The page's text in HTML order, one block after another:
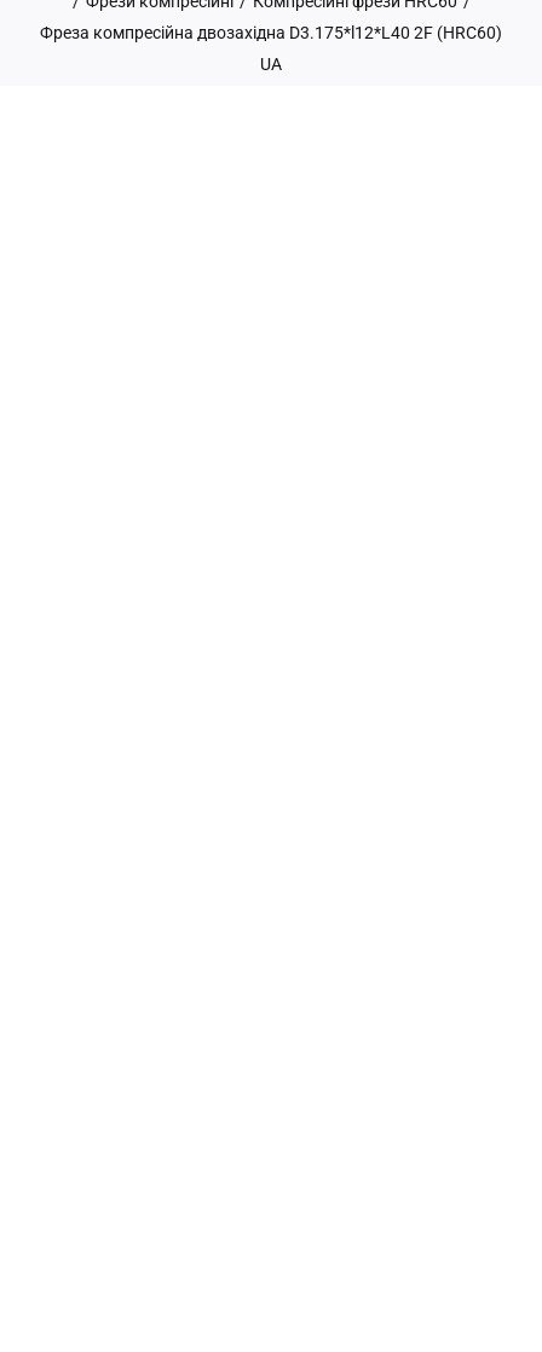
Фреза компресійна двозахідна D3.175*l12*L40 2F (HRC60)
UA